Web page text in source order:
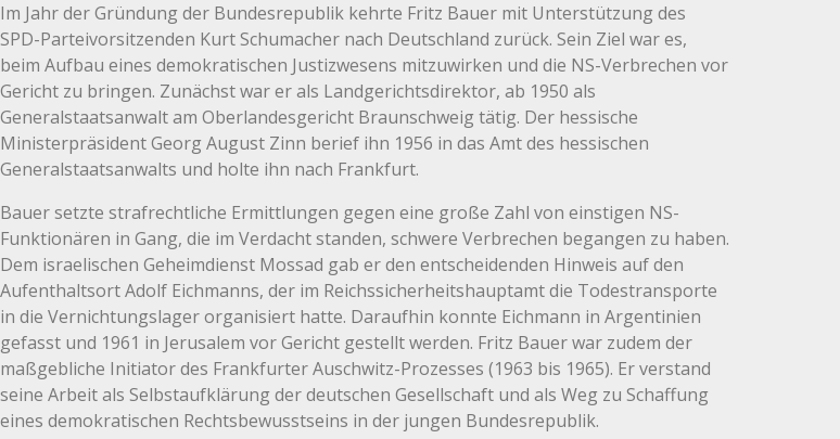
Im Jahr der Gründung der Bundesrepublik kehrte Fritz Bauer mit Unterstützung des
SPD-Parteivorsitzenden Kurt Schumacher nach Deutschland zurück. Sein Ziel war es,
beim Aufbau eines demokratischen Justizwesens mitzuwirken und die NS-Verbrechen vor
Gericht zu bringen. Zunächst war er als Landgerichtsdirektor, ab 1950 als
Generalstaatsanwalt am Oberlandesgericht Braunschweig tätig. Der hessische
Ministerpräsident Georg August Zinn berief ihn 1956 in das Amt des hessischen
Generalstaatsanwalts und holte ihn nach Frankfurt.
Bauer setzte strafrechtliche Ermittlungen gegen eine große Zahl von einstigen NS-
Funktionären in Gang, die im Verdacht standen, schwere Verbrechen begangen zu haben.
Dem israelischen Geheimdienst Mossad gab er den entscheidenden Hinweis auf den
Aufenthaltsort Adolf Eichmanns, der im Reichssicherheitshauptamt die Todestransporte
in die Vernichtungslager organisiert hatte. Daraufhin konnte Eichmann in Argentinien
gefasst und 1961 in Jerusalem vor Gericht gestellt werden. Fritz Bauer war zudem der
maßgebliche Initiator des Frankfurter Auschwitz-Prozesses (1963 bis 1965). Er verstand
seine Arbeit als Selbstaufklärung der deutschen Gesellschaft und als Weg zu Schaffung
eines demokratischen Rechtsbewusstseins in der jungen Bundesrepublik.